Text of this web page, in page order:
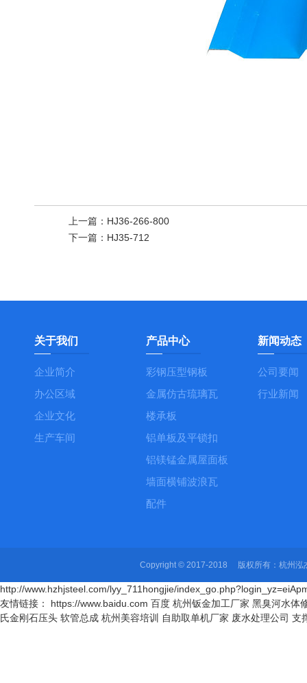
上一篇： HJ36-266-800
下一篇： HJ35-712
关于我们
企业简介
办公区域
企业文化
生产车间
产品中心
彩钢压型钢板
金属仿古琉璃瓦
楼承板
铝单板及平锁扣
铝镁锰金属屋面板
墙面横铺波浪瓦
配件
新闻动态
公司要闻
行业新闻
Copyright © 2017-2018 版权所有：杭州泓
http://www.hzhjsteel.com/lyy_711hongjie/
友情链接： https://www.baidu.com 百度 杭州钣金加工厂家 黑臭河水体
氏金刚石压头 软管总成 杭州美容培训 自助取单机厂家 废水处理公司 支